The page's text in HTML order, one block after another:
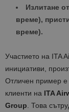
Излитане
време),
време).
Участието на ITA
инициативи,
Отличен пример е
клиенти на ITA
Group. Това